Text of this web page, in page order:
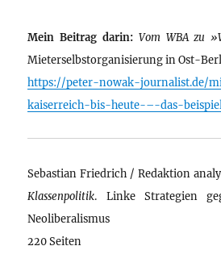
Mein Beitrag darin: Vom WBA zu
Mieterselbstorganisierung in Ost-
https://peter-nowak-journalist.de/
kaiserreich-bis-heute-–-das-
Sebastian Friedrich / Redaktion
Klassenpolitik. Linke Strategien
Neoliberalismus
220 Seiten